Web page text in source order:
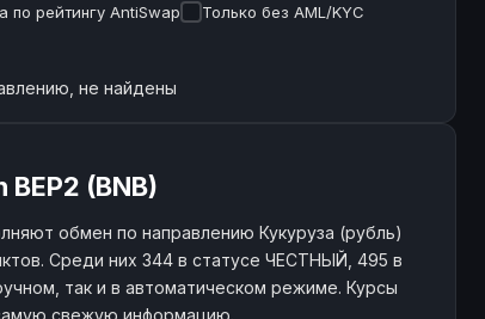
по рейтингу AntiSwap Только без AML/KYC
не найдены
(BNB)
обмен по направлению Кукуруза (рубль)
Среди них 344 в статусе ЧЕСТНЫЙ, 495 в
так и в автоматическом режиме. Курсы
свежую информацию.